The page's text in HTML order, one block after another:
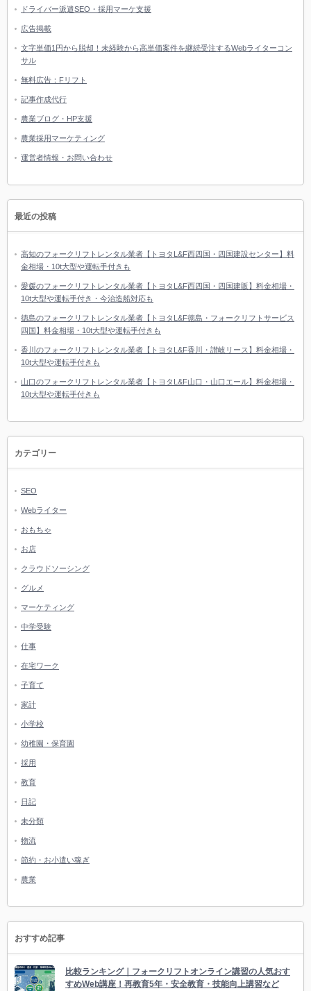
ドライバー派遣SEO・採用マーケ支援
広告掲載
文字単価1円から脱却！未経験から高単価案件を継続受注するWebライターコン
サル
無料広告：Fリフト
記事作成代行
農業ブログ・HP支援
農業採用マーケティング
運営者情報・お問い合わせ
最近の投稿
高知のフォークリフトレンタル業者【トヨタL&F西四国・四国建設センター】料
金相場・10t大型や運転手付きも
愛媛のフォークリフトレンタル業者【トヨタL&F西四国・四国建販】料金相場・
10t大型や運転手付き・今治造船対応も
徳島のフォークリフトレンタル業者【トヨタL&F徳島・フォークリフトサービス
四国】料金相場・10t大型や運転手付きも
香川のフォークリフトレンタル業者【トヨタL&F香川・讃岐リース】料金相場・
10t大型や運転手付きも
山口のフォークリフトレンタル業者【トヨタL&F山口・山口エール】料金相場・
10t大型や運転手付きも
カテゴリー
SEO
Webライター
おもちゃ
お店
クラウドソーシング
グルメ
マーケティング
中学受験
仕事
在宅ワーク
子育て
家計
小学校
幼稚園・保育園
採用
教育
日記
未分類
物流
節約・お小遣い稼ぎ
農業
おすすめ記事
比較ランキング｜フォークリフトオンライン講習の人気おす
すめWeb講座！再教育5年・安全教育・技能向上講習など